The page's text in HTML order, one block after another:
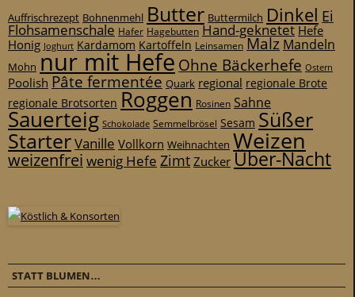
Auffrischrezept Bohnenmehl Butter Buttermilch Dinkel Ei
Flohsamenschale Hafer Hagebutten Hand-geknetet Hefe
Honig Joghurt Kardamom Kartoffeln Leinsamen Malz Mandeln
Mohn nur mit Hefe Ohne Bäckerhefe Ostern
Poolish Pâte fermentée Quark regional regionale Brote
regionale Brotsorten Roggen Rosinen Sahne
Sauerteig Schokolade Semmelbrösel Sesam Süßer
StarterVanille Vollkorn Weihnachten Weizen
weizenfrei wenig Hefe ZimtZuckerÜber-Nacht
STATT BLUMEN…